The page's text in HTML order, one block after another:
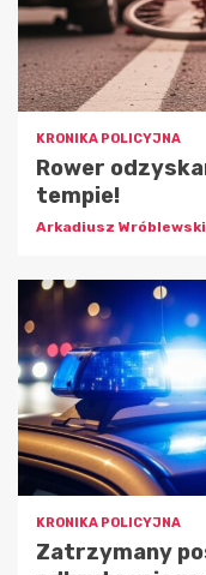
KRONIKA POLICYJNA
Rower
tempie!
Arkadiusz Wróblewski
KRONIKA POLICYJNA
Zatrzymany